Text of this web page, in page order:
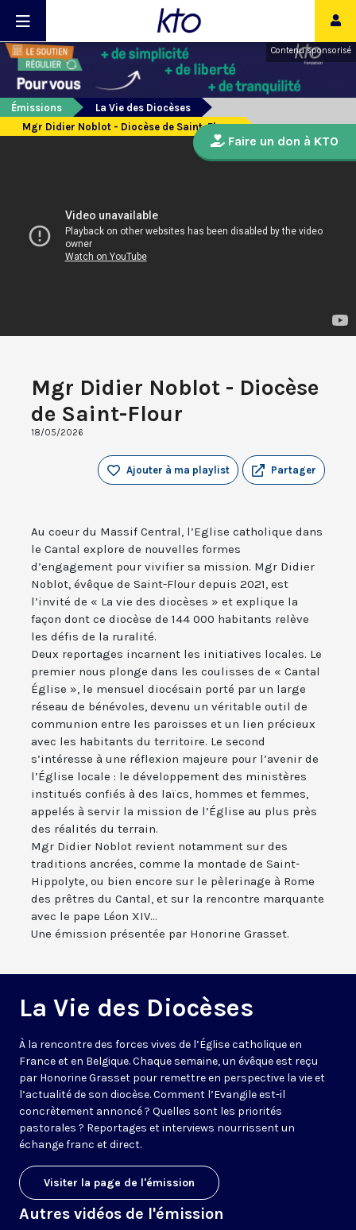
Contenu sponsorisé
Émissions
La Vie des Diocèses
Mgr Didier Noblot - Diocèse de Saint-Flour
Mgr Didier Noblot - Diocèse
de Saint-Flour
18/05/2026
Partager
Ajouter à ma playlist
Au coeur du Massif Central, l’Eglise catholique dans
le Cantal explore de nouvelles formes
d’engagement pour vivifier sa mission. Mgr Didier
Noblot, évêque de Saint-Flour depuis 2021, est
l’invité de « La vie des diocèses » et explique la
façon dont ce diocèse de 144 000 habitants relève
les défis de la ruralité.
Deux reportages incarnent les initiatives locales. Le
premier nous plonge dans les coulisses de « Cantal
Église », le mensuel diocésain porté par un large
réseau de bénévoles, devenu un véritable outil de
communion entre les paroisses et un lien précieux
avec les habitants du territoire. Le second
s’intéresse à une réflexion majeure pour l’avenir de
l’Église locale : le développement des ministères
institués confiés à des laïcs, hommes et femmes,
appelés à servir la mission de l’Église au plus près
des réalités du terrain.
Mgr Didier Noblot revient notamment sur des
traditions ancrées, comme la montade de Saint-
Hippolyte, ou bien encore sur le pèlerinage à Rome
des prêtres du Cantal, et sur la rencontre marquante
avec le pape Léon XIV...
Une émission présentée par Honorine Grasset.
La Vie des Diocèses
À la rencontre des forces vives de l’Église catholique en
France et en Belgique. Chaque semaine, un évêque est reçu
par Honorine Grasset pour remettre en perspective la vie et
l’actualité de son diocèse. Comment l’Evangile est-il
concrètement annoncé ? Quelles sont les priorités
pastorales ? Reportages et interviews nourrissent un
échange franc et direct.
Visiter la page de l'émission
Autres vidéos de l'émission
Faire un don à KTO